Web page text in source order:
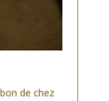
de chez